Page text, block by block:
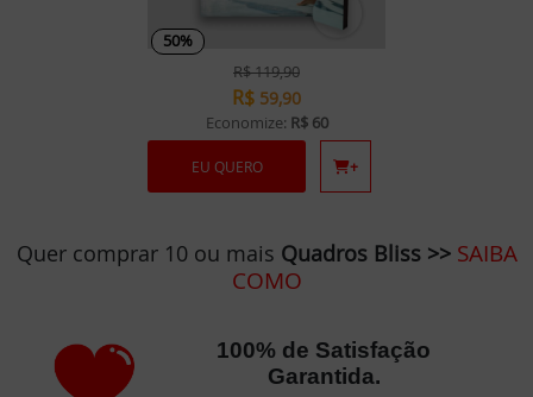
50%
R$119,90
R$ 59,90
Economize: R$ 60
EU QUERO +
Quer comprar 10 ou mais Quadros Bliss >> SAIBA
COMO
100% de Satisfação
Garantida.